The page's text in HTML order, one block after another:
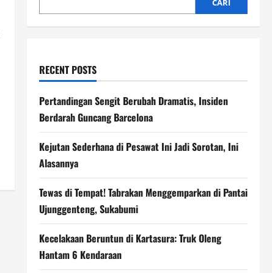
CARI
RECENT POSTS
Pertandingan Sengit Berubah Dramatis, Insiden
Berdarah Guncang Barcelona
Kejutan Sederhana di Pesawat Ini Jadi Sorotan, Ini
Alasannya
Tewas di Tempat! Tabrakan Menggemparkan di Pantai
Ujunggenteng, Sukabumi
Kecelakaan Beruntun di Kartasura: Truk Oleng
Hantam 6 Kendaraan